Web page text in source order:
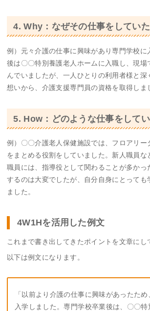
4. Why：なぜその仕事をしてい
例）元々介護の仕事に興味があり専門学校に
後は〇〇特別養護老人ホームに入職し、現場
んでいましたが、一人ひとりの利用者様と深
想いから、介護支援専門員の資格を取得しま
5. How：どのような仕事をして
例）〇〇介護老人保健施設では、フロアリー
をまとめる役割をしていました。新人職員な
職員には、指導役として関わることが多かっ
するのは大変でしたが、自分自身にとっても
ました。
4W1Hを活用した例文
これまで書き出してきたポイントを文章にし
以下は例文になります。
「以前より介護の仕事に興味があったた
入学しました。専門学校卒業後は、〇〇特